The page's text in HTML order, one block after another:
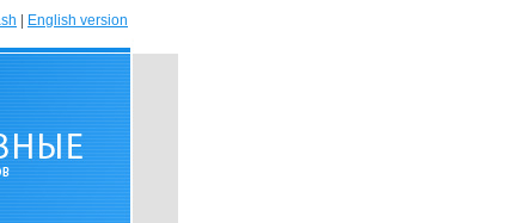
English version